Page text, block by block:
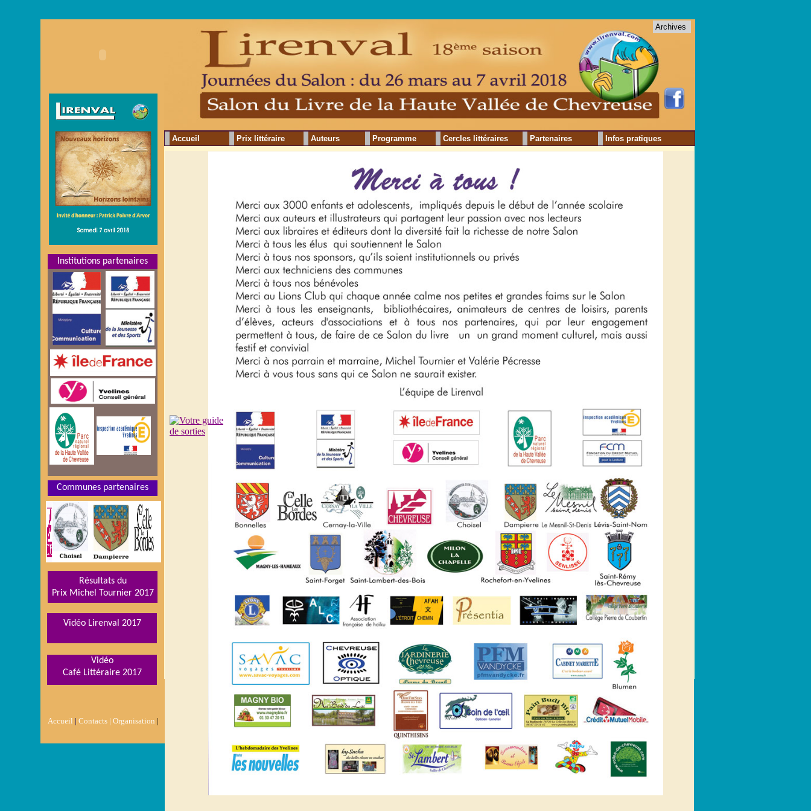
Accueil Cercles littéraires
Prix littéraire Auteurs Programme Partenaires Infos pratiques
Accueil | Contacts | Organisation |
Institutions partenaires
Communes partenaires
Vidéo
Café Littéraire2017
Vidéo Lirenval 2017
Résultats du
Prix Michel Tournier 2017
Archives